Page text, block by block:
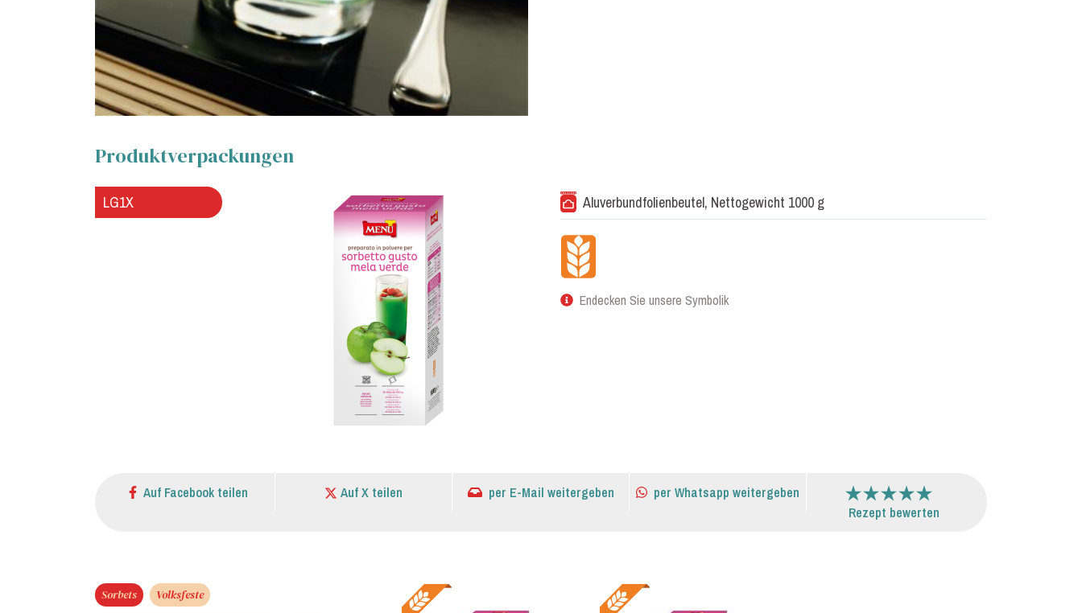
Produktverpackungen
LG1X Aluverbundfolienbeutel, Nettogewicht 1000 g
Endecken Sie unsere Symbolik
Auf Facebook teilen Auf X teilen per E-Mail weitergeben
per Whatsapp weitergeben
Rezept bewerten
Sorbets
Volksfeste